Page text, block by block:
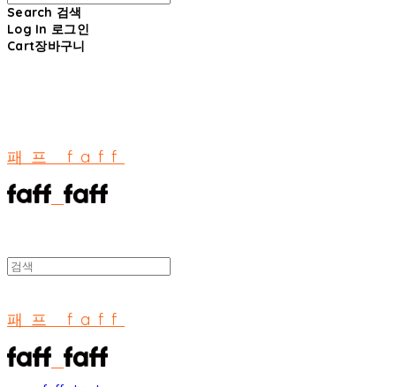
Search 검색
Log In 로그인
Cart장바구니
패프 faff
패프 faff